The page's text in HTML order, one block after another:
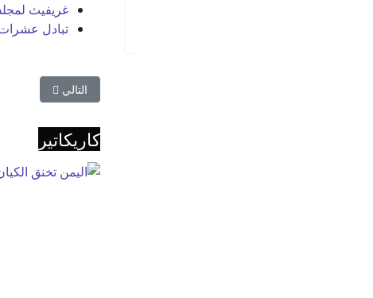
غريفيث
تبادل
المقال التالي:
التالي
كاريكاتير